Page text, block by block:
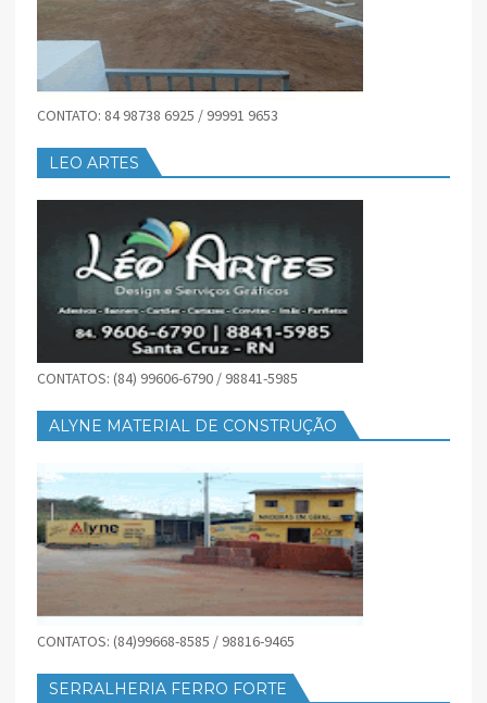
CONTATO: 84 98738 6925 / 99991 9653
LEO ARTES
CONTATOS: (84) 99606-6790 / 98841-5985
ALYNE MATERIAL DE CONSTRUÇÃO
CONTATOS: (84)99668-8585 / 98816-9465
SERRALHERIA FERRO FORTE